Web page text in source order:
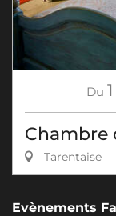
Du 1
Chambre
Tarentaise
Evènements